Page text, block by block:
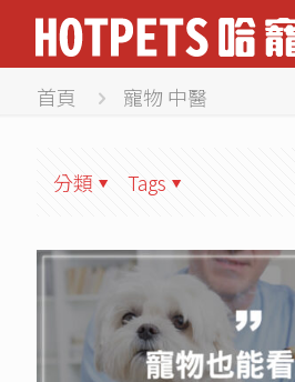
首頁 寵物 中醫
分類 Tags